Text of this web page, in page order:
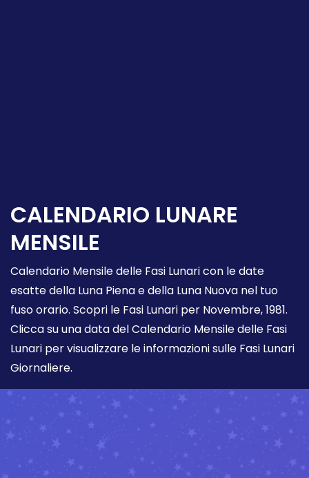
CALENDARIO LUNARE
MENSILE
Calendario Mensile delle Fasi Lunari con le date
esatte della Luna Piena e della Luna Nuova nel tuo
fuso orario. Scopri le Fasi Lunari per Novembre, 1981.
Clicca su una data del Calendario Mensile delle Fasi
Lunari per visualizzare le informazioni sulle Fasi Lunari
Giornaliere.